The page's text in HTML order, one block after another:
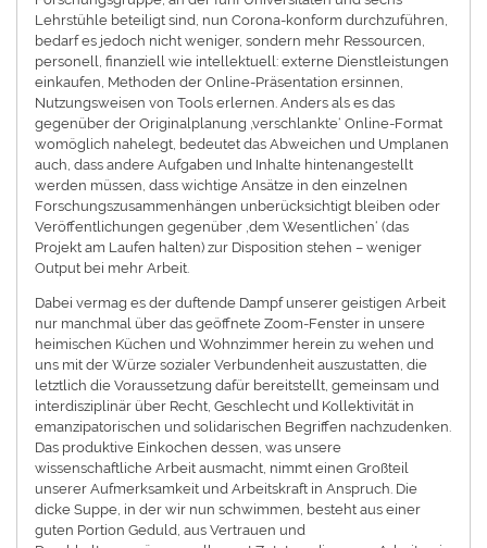
Lehrstühle beteiligt sind, nun Corona-konform durchzuführen,
bedarf es jedoch nicht weniger, sondern mehr Ressourcen,
personell, finanziell wie intellektuell: externe Dienstleistungen
einkaufen, Methoden der Online-Präsentation ersinnen,
Nutzungsweisen von Tools erlernen. Anders als es das
gegenüber der Originalplanung ‚verschlankte‘ Online-Format
womöglich nahelegt, bedeutet das Abweichen und Umplanen
auch, dass andere Aufgaben und Inhalte hintenangestellt
werden müssen, dass wichtige Ansätze in den einzelnen
Forschungszusammenhängen unberücksichtigt bleiben oder
Veröffentlichungen gegenüber ‚dem Wesentlichen‘ (das
Projekt am Laufen halten) zur Disposition stehen – weniger
Output bei mehr Arbeit.
Dabei vermag es der duftende Dampf unserer geistigen Arbeit
nur manchmal über das geöffnete Zoom-Fenster in unsere
heimischen Küchen und Wohnzimmer herein zu wehen und
uns mit der Würze sozialer Verbundenheit auszustatten, die
letztlich die Voraussetzung dafür bereitstellt, gemeinsam und
interdisziplinär über Recht, Geschlecht und Kollektivität in
emanzipatorischen und solidarischen Begriffen nachzudenken.
Das produktive Einkochen dessen, was unsere
wissenschaftliche Arbeit ausmacht, nimmt einen Großteil
unserer Aufmerksamkeit und Arbeitskraft in Anspruch. Die
dicke Suppe, in der wir nun schwimmen, besteht aus einer
guten Portion Geduld, aus Vertrauen und